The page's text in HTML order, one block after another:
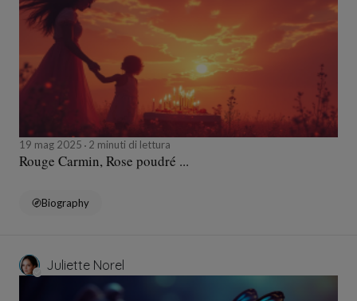
19 mag 2025 2 minuti di lettura
Rouge Carmin, Rose poudré ...
Biography
Juliette Norel